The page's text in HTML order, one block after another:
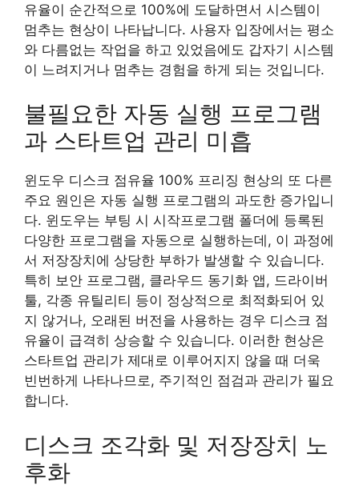
유율이 순간적으로 100%에 도달하면서 시스템이
멈추는 현상이 나타납니다. 사용자 입장에서는 평소
와 다름없는 작업을 하고 있었음에도 갑자기 시스템
이 느려지거나 멈추는 경험을 하게 되는 것입니다.
불필요한 자동 실행 프로그램
과 스타트업 관리 미흡
윈도우 디스크 점유율 100% 프리징 현상의 또 다른
주요 원인은 자동 실행 프로그램의 과도한 증가입니
다. 윈도우는 부팅 시 시작프로그램 폴더에 등록된
다양한 프로그램을 자동으로 실행하는데, 이 과정에
서 저장장치에 상당한 부하가 발생할 수 있습니다.
특히 보안 프로그램, 클라우드 동기화 앱, 드라이버
툴, 각종 유틸리티 등이 정상적으로 최적화되어 있
지 않거나, 오래된 버전을 사용하는 경우 디스크 점
유율이 급격히 상승할 수 있습니다. 이러한 현상은
스타트업 관리가 제대로 이루어지지 않을 때 더욱
빈번하게 나타나므로, 주기적인 점검과 관리가 필요
합니다.
디스크 조각화 및 저장장치 노
후화